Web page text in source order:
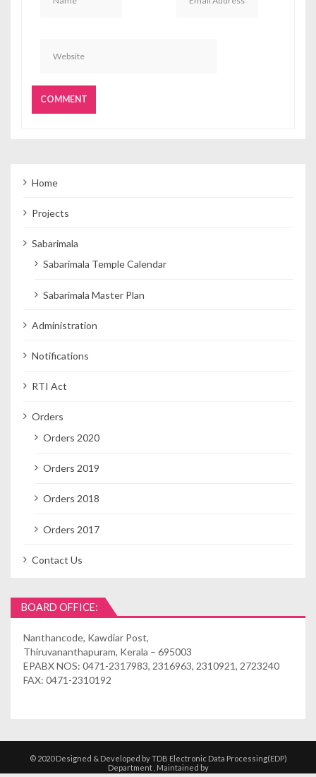
Home
Projects
Sabarimala
Sabarimala Temple Calendar
Sabarimala Master Plan
Administration
Notifications
RTI Act
Orders
Orders 2020
Orders 2019
Orders 2018
Orders 2017
Contact Us
BOARD OFFICE:
Nanthancode, Kawdiar Post,
Thiruvananthapuram, Kerala – 695003
EPABX NOS: 0471-2317983, 2316963, 2310921, 2723240
FAX: 0471-2310192
© 2020 Designed & Developed by TDB Electronic Data Processing(EDP)
Department , Maintained by